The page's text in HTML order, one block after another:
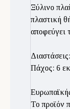
Ξύλινο
πλαστική
αποφεύγει
Πάχος: 6
Το προϊόν